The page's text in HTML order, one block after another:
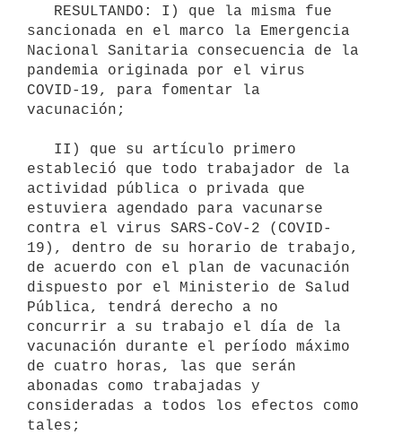
sancionada en el marco la Emergencia
Nacional Sanitaria consecuencia de la
pandemia originada por el virus
COVID-19, para fomentar la
vacunación;
estableció que todo trabajador de la
actividad pública o privada que
estuviera agendado para vacunarse
contra el virus SARS-CoV-2 (COVID-
19), dentro de su horario de trabajo,
de acuerdo con el plan de vacunación
dispuesto por el Ministerio de Salud
Pública, tendrá derecho a no
concurrir a su trabajo el día de la
vacunación durante el período máximo
de cuatro horas, las que serán
abonadas como trabajadas y
consideradas a todos los efectos como
tales;